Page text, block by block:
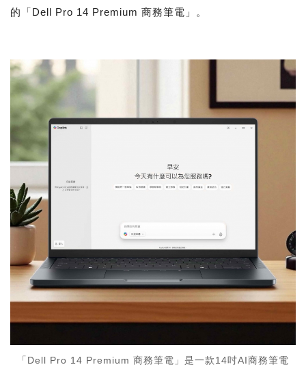
的「Dell Pro 14 Premium 商務筆電」。
「Dell Pro 14 Premium 商務筆電」是一款14吋AI商務筆電